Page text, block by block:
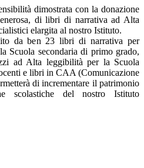
dimostrata con la donazione
di libri di narrativa ad Alta
elargita al nostro Istituto.
da ben 23 libri di narrativa per
Scuola secondaria di primo grado,
ad Alta leggibilità per la Scuola
e libri in CAA (Comunicazione
di incrementare il patrimonio
scolastiche del nostro Istituto